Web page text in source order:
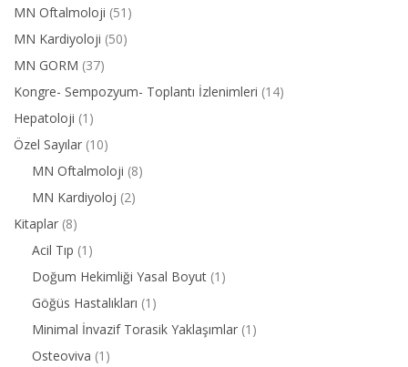
MN Oftalmoloji (51)
MN Kardiyoloji (50)
MN GORM (37)
Kongre- Sempozyum- Toplantı İzlenimleri (14)
Hepatoloji (1)
Özel Sayılar (10)
MN Oftalmoloji (8)
MN Kardiyoloj (2)
Kitaplar (8)
Acil Tıp (1)
Doğum Hekimliği Yasal Boyut (1)
Göğüs Hastalıkları (1)
Minimal İnvazif Torasik Yaklaşımlar (1)
Osteoviva (1)